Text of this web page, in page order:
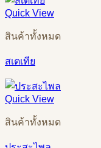
Quick View
สินค้าทั้งหมด
สเตเทีย
Quick View
สินค้าทั้งหมด